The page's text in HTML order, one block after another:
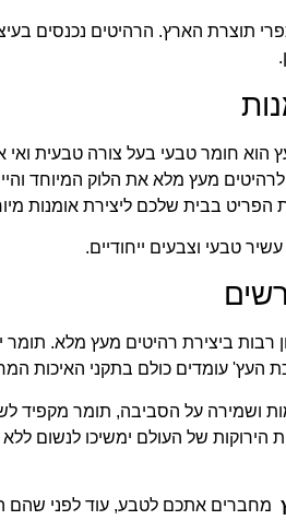
תוצרת הארץ. הרהיטים נכנסים
מעץ מלא את הלוק המיוחד
הפריט בבית שלכם ליצירת אומנות
טבעי וצבעים ייחודיים.
רבות ביצירת רהיטים מעץ מלא.
העץ' עומדים כולם בתקני האיכות
ושמירה על הסביבה, תומר
הירוקות של העולם ימשיכו לנשום
מחברים אתכם לטבע, עוד לפני שהם